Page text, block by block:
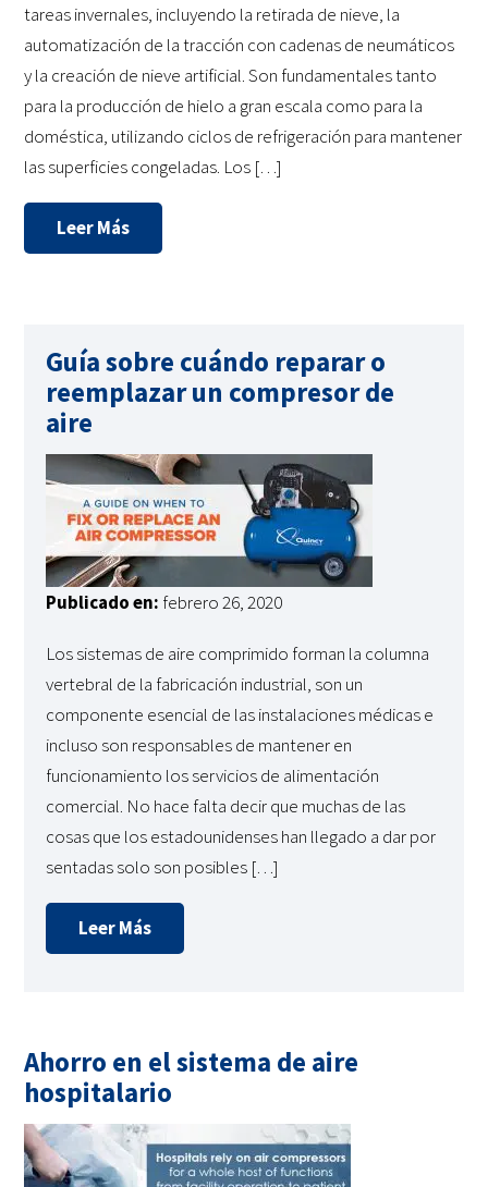
tareas invernales, incluyendo la retirada de nieve, la
automatización de la tracción con cadenas de neumáticos
y la creación de nieve artificial. Son fundamentales tanto
para la producción de hielo a gran escala como para la
doméstica, utilizando ciclos de refrigeración para mantener
las superficies congeladas. Los […]
Leer Más
Guía sobre cuándo reparar o
reemplazar un compresor de
aire
Publicado en: febrero 26, 2020
Los sistemas de aire comprimido forman la columna
vertebral de la fabricación industrial, son un
componente esencial de las instalaciones médicas e
incluso son responsables de mantener en
funcionamiento los servicios de alimentación
comercial. No hace falta decir que muchas de las
cosas que los estadounidenses han llegado a dar por
sentadas solo son posibles […]
Leer Más
Ahorro en el sistema de aire
hospitalario